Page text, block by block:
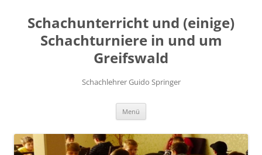
springen
Schachunterricht und (einige)
Schachturniere in und um
Greifswald
Schachlehrer Guido Springer
Menü